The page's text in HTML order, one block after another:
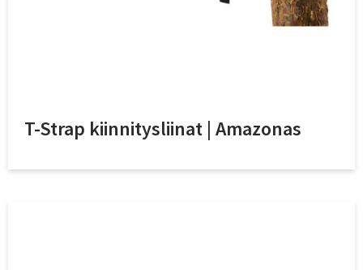
T-Strap kiinnitysliinat | Amazonas